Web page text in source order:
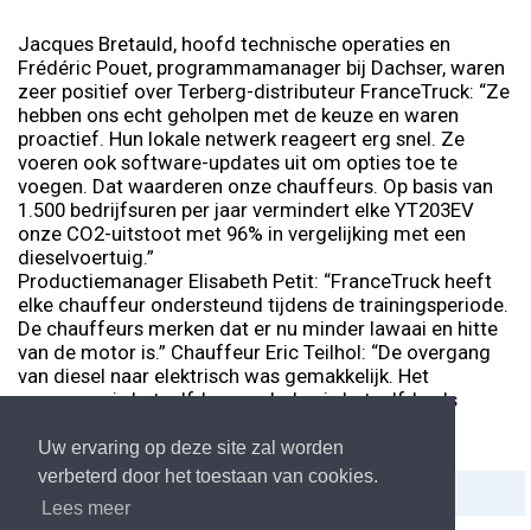
Uw ervaring op deze site zal worden
verbeterd door het toestaan van cookies.
Lees meer
Jacques Bretauld, hoofd technische operaties en
Frédéric Pouet, programmamanager bij Dachser, waren
zeer positief over Terberg-distributeur FranceTruck: “Ze
hebben ons echt geholpen met de keuze en waren
proactief. Hun lokale netwerk reageert erg snel. Ze
voeren ook software-updates uit om opties toe te
voegen. Dat waarderen onze chauffeurs. Op basis van
1.500 bedrijfsuren per jaar vermindert elke YT203EV
onze CO2-uitstoot met 96% in vergelijking met een
dieselvoertuig.”
Productiemanager Elisabeth Petit: “FranceTruck heeft
elke chauffeur ondersteund tijdens de trainingsperiode.
De chauffeurs merken dat er nu minder lawaai en hitte
van de motor is.” Chauffeur Eric Teilhol: “De overgang
van diesel naar elektrisch was gemakkelijk. Het
vermogen is hetzelfde en opladen is hetzelfde als